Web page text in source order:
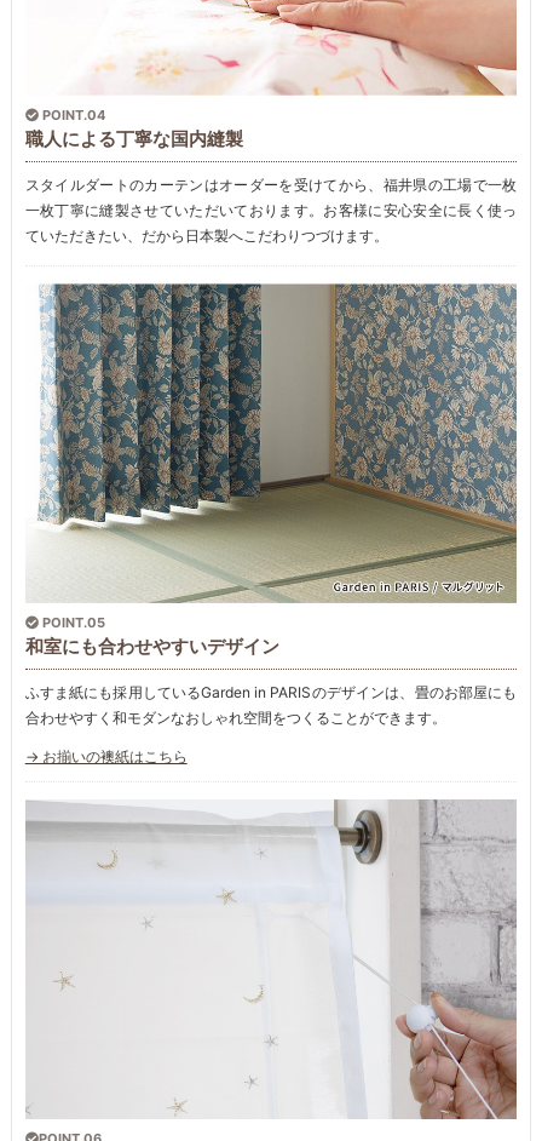
POINT.04
職人による丁寧な国内縫製
スタイルダートのカーテンはオーダーを受けてから、福井県の工場で一枚
一枚丁寧に縫製させていただいております。お客様に安心安全に長く使っ
ていただきたい、だから日本製へこだわりつづけます。
POINT.05
和室にも合わせやすいデザイン
ふすま紙にも採用しているGarden in PARISのデザインは、畳のお部屋にも
合わせやすく和モダンなおしゃれ空間をつくることができます。
→ お揃いの襖紙はこちら